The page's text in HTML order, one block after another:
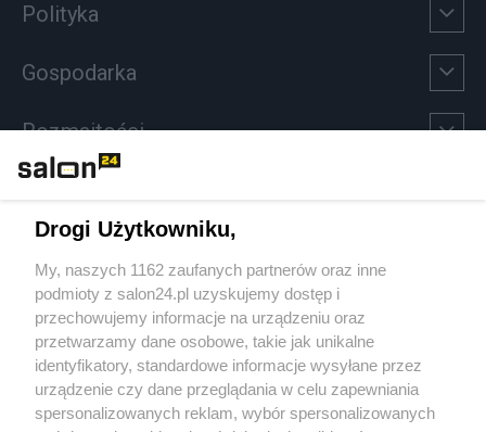
Polityka
Gospodarka
Rozmaitości
Sport
Społeczeństwo
Kultura
Drogi Użytkowniku,
My, naszych 1162 zaufanych partnerów oraz inne
podmioty z salon24.pl uzyskujemy dostęp i
przechowujemy informacje na urządzeniu oraz
przetwarzamy dane osobowe, takie jak unikalne
identyfikatory, standardowe informacje wysyłane przez
urządzenie czy dane przeglądania w celu zapewniania
spersonalizowanych reklam, wybór spersonalizowanych